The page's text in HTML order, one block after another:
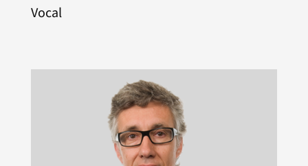
Vocal